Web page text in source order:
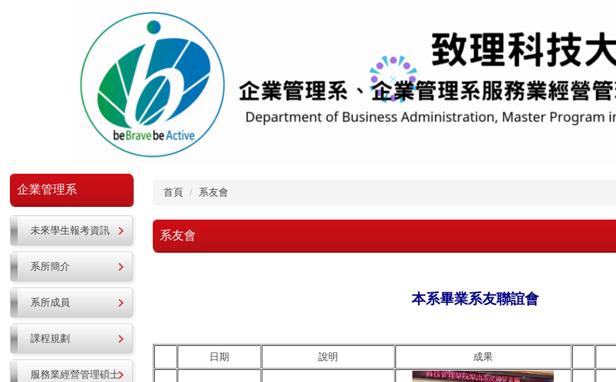
企業管理系
未來學生報考資訊
系所簡介
系所成員
課程規劃
服務業經營管理碩士
首頁 系友會
系友會
本系畢業系友聯誼會
日期 說明 成果